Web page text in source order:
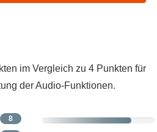
im Vergleich zu 4 Punkten für
der Audio-Funktionen.
8